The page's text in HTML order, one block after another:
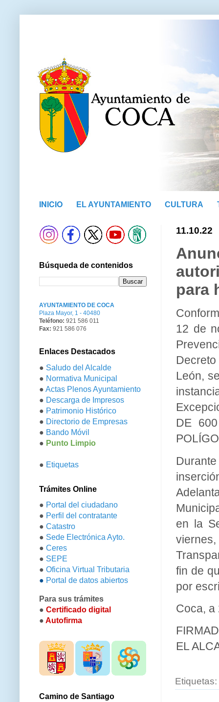
INICIO EL AYUNTAMIENTO CULTURA
11.10.22
para
12 de
León,
DE
en la
fin de
por
Coca,
EL
Etiquetas:
Búsqueda de contenidos
AYUNTAMIENTO DE COCA
Plaza Mayor, 1 - 40480
Teléfono: 921 586 011
Fax: 921 586 076
Enlaces Destacados
● Saludo del Alcalde
● Normativa Municipal
● Actas Plenos Ayuntamiento
● Descarga de Impresos
● Patrimonio Histórico
● Directorio de Empresas
● Bando Móvil
● Punto Limpio
● Etiquetas
Trámites Online
● Portal del ciudadano
● Perfil del contratante
● Catastro
● Sede Electrónica Ayto.
● Ceres
● SEPE
● Oficina Virtual Tributaria
● Portal de datos abiertos
Para sus trámites
● Certificado digital
● Autofirma
Camino de Santiago